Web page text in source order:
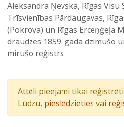
Aleksandra Ņevska, Rīgas Visu
Trīsvienības Pārdaugavas,
(Pokrova) un Rīgas Erceņģeļa
draudzes 1859. gada dzimušo
mirušo reģistrs
Attēli pieejami tikai
Lūdzu, pieslēdzieties vai